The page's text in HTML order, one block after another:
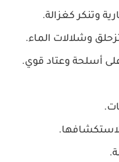
وتنكر كغزالة.
وشلالات الماء.
أسلحة وعتاد قوي.